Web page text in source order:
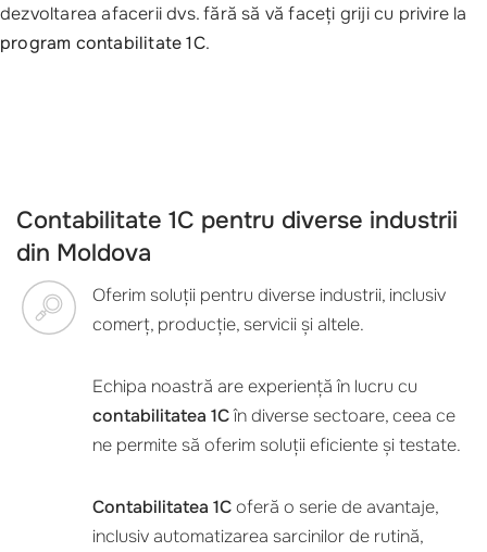
dezvoltarea afacerii dvs. fără să vă faceți griji cu privire la
program contabilitate 1C.
Contabilitate 1C pentru diverse industrii
din Moldova
Oferim soluții pentru diverse industrii, inclusiv
comerț, producție, servicii și altele.
Echipa noastră are experiență în lucru cu
contabilitatea 1Cîn diverse sectoare, ceea ce
ne permite să oferim soluții eficiente și testate.
Contabilitatea 1Coferă o serie de avantaje,
inclusiv automatizarea sarcinilor de rutină,